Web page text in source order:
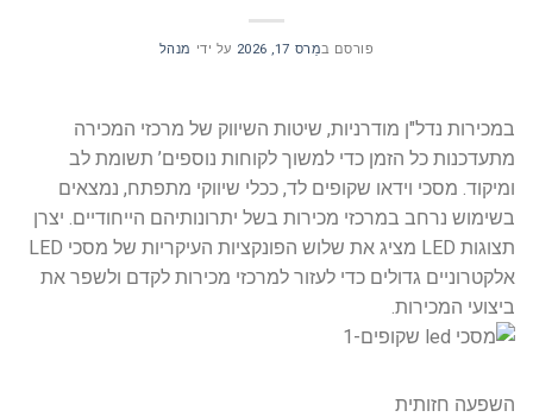
פורסם במַרס 17, 2026 על ידי מנהל
במכירות נדל"ן מודרניות, שיטות השיווק של מרכזי המכירה
מתעדכנות כל הזמן כדי למשוך לקוחות נוספים’ תשומת לב
ומיקוד. מסכי וידאו שקופים לד, ככלי שיווקי מתפתח, נמצאים
בשימוש נרחב במרכזי מכירות בשל יתרונותיהם הייחודיים. יצרן
תצוגות LED מציג את שלוש הפונקציות העיקריות של מסכי LED
אלקטרוניים גדולים כדי לעזור למרכזי מכירות לקדם ולשפר את
ביצועי המכירות.
השפעה חזותית